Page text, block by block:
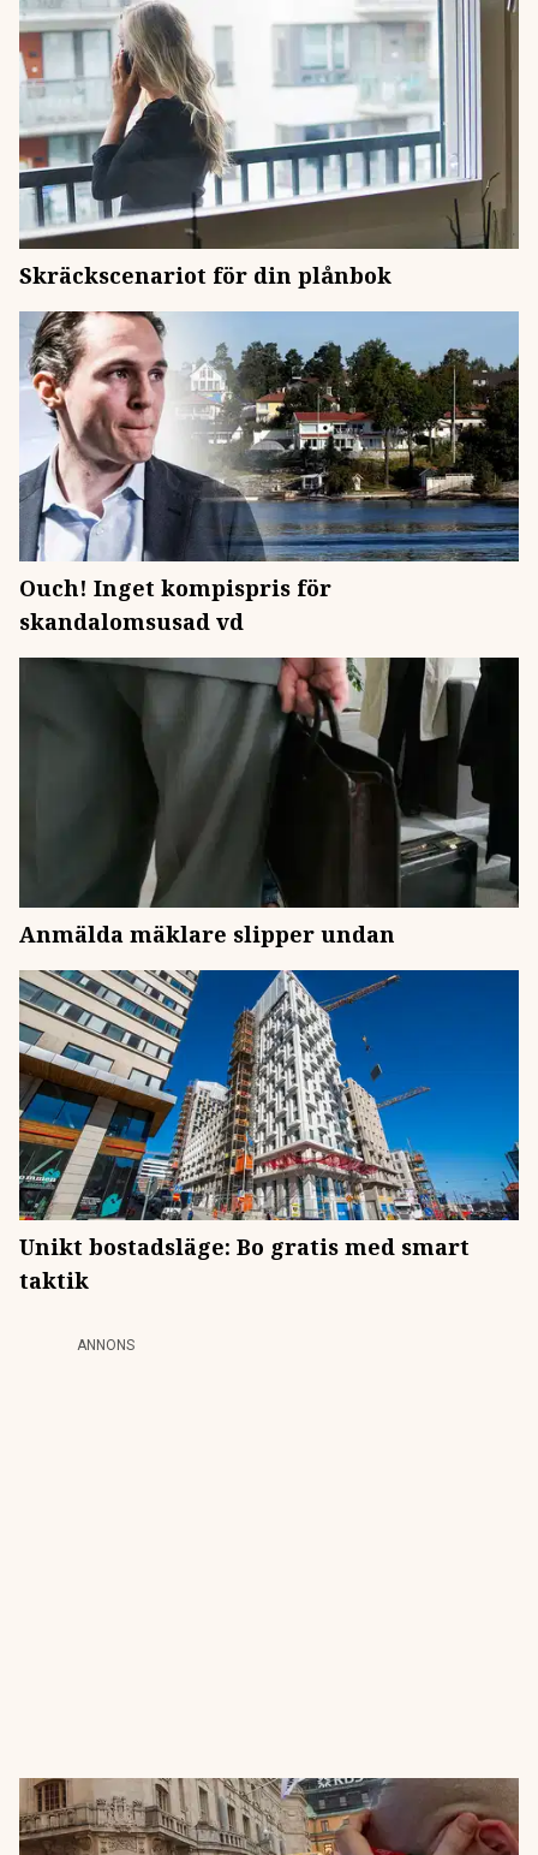
Skräckscenariot för din plånbok
Ouch! Inget kompispris för
skandalomsusad vd
Anmälda mäklare slipper undan
Unikt bostadsläge: Bo gratis med smart
taktik
ANNONS